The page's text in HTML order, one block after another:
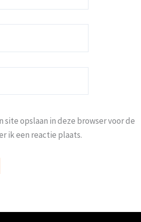
site opslaan in deze browser voor de
ik een reactie plaats.